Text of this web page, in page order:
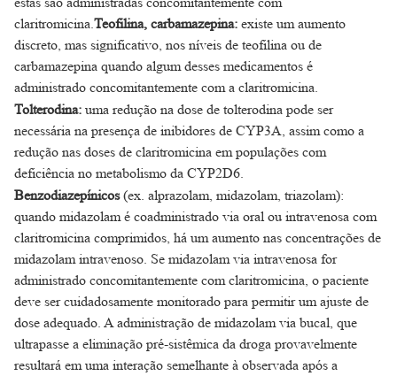
claritromicina. Teofilina, carbamazepina: existe um aumento
discreto, mas significativo, nos níveis de teofilina ou de
carbamazepina quando algum desses medicamentos é
administrado concomitantemente com a claritromicina.
Tolterodina: uma redução na dose de tolterodina pode ser
necessária na presença de inibidores de CYP3A, assim como a
redução nas doses de claritromicina em populações com
deficiência no metabolismo da CYP2D6.
Benzodiazepínicos(ex. alprazolam, midazolam, triazolam):
quando midazolam é coadministrado via oral ou intravenosa com
claritromicina comprimidos, há um aumento nas concentrações de
midazolam intravenoso. Se midazolam via intravenosa for
administrado concomitantemente com claritromicina, o paciente
deve ser cuidadosamente monitorado para permitir um ajuste de
dose adequado. A administração de midazolam via bucal, que
ultrapasse a eliminação pré-sistêmica da droga provavelmente
resultará em uma interação semelhante à observada após a